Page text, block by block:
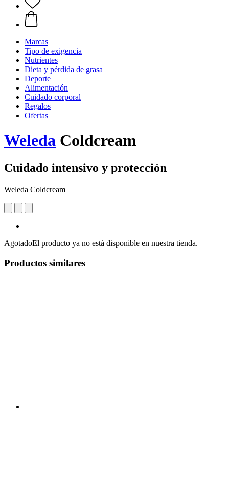
Marcas
Tipo de exigencia
Nutrientes
Dieta y pérdida de grasa
Deporte
Alimentación
Cuidado corporal
Regalos
Ofertas
Weleda Coldcream
Cuidado intensivo y protección
Weleda Coldcream
AgotadoEl producto ya no está disponible en nuestra tienda.
Productos similares